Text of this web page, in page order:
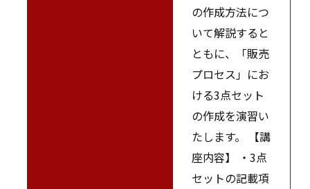
の作成方法につ
いて解説すると
ともに、「販売
プロセス」にお
ける3点セット
の作成を演習い
たします。 【講
座内容】 ・3点
セットの記載項